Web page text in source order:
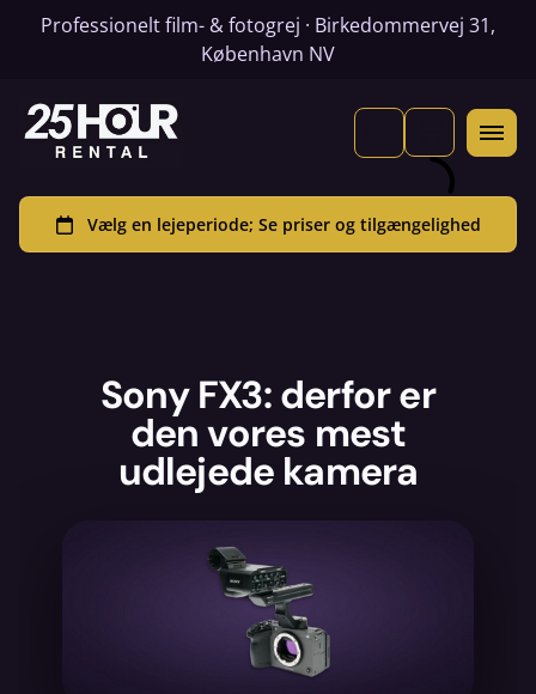
Professionelt film- & fotogrej · Birkedommervej 31,
København NV
Sony FX3: derfor er
den vores mest
udlejede kamera